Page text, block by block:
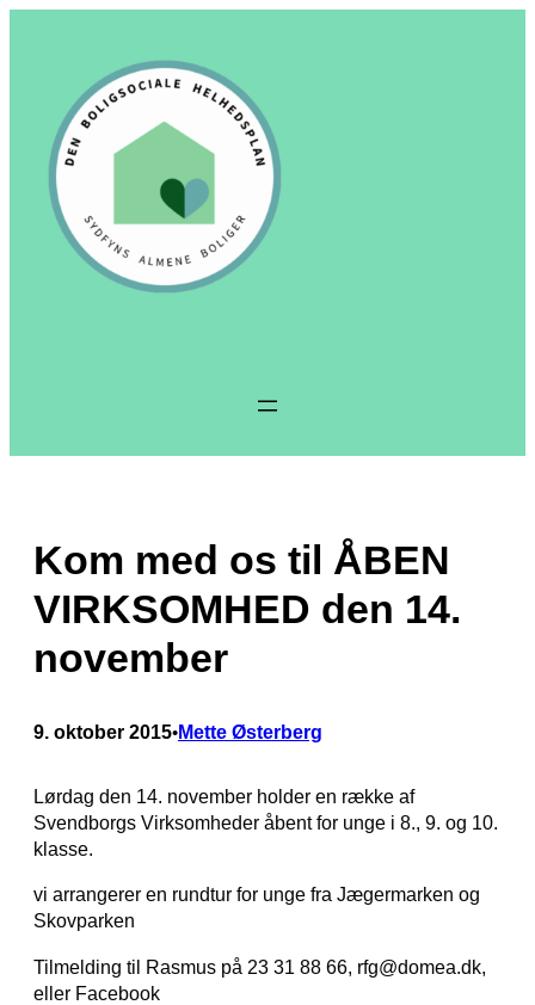
Kom med os til ÅBEN
VIRKSOMHED den 14.
november
9. oktober 2015•Mette Østerberg
Lørdag den 14. november holder en række af
Svendborgs Virksomheder åbent for unge i 8., 9. og 10.
klasse.
vi arrangerer en rundtur for unge fra Jægermarken og
Skovparken
Tilmelding til Rasmus på 23 31 88 66, rfg@domea.dk,
eller Facebook